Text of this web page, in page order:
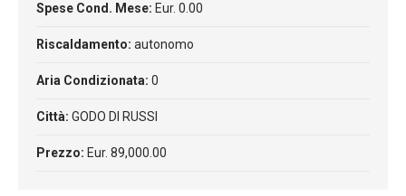
Spese Cond. Mese: Eur. 0.00
Riscaldamento: autonomo
Aria Condizionata: 0
Città: GODO DI RUSSI
Prezzo: Eur. 89,000.00